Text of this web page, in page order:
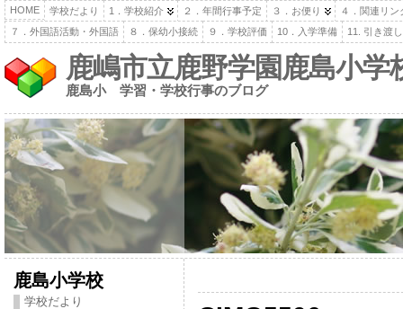
HOME 学校だより 1．学校紹介 ２．年間行事予定 ３．お便り
４．関連リン
７．外国語活動・外国語
８．保幼小接続 ９．学校評価 10．入学準備 11. 引き渡
鹿嶋市立鹿野学園鹿島小学
鹿島小 学習・学校行事のブログ
鹿島小学校
学校だより